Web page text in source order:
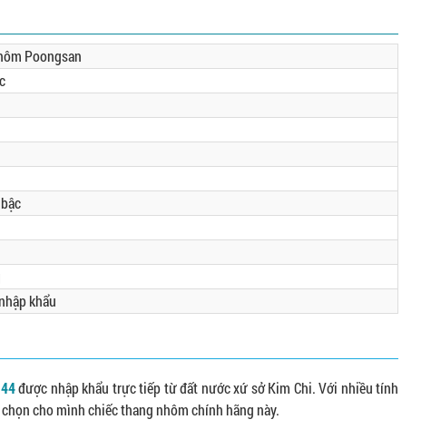
Poongsan
khẩu
được nhập khẩu trực tiếp từ đất nước xứ sở Kim Chi. Với nhiều tính
cho mình chiếc thang nhôm chính hãng này.